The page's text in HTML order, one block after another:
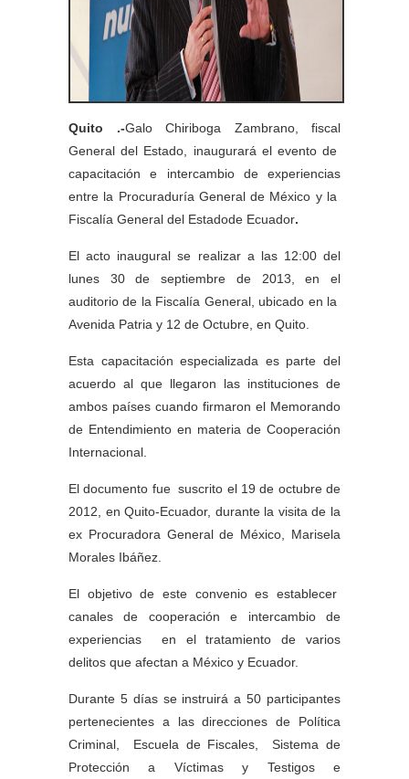
Quito .-Galo Chiriboga Zambrano, fiscal
General del Estado, inaugurará el evento de
capacitación e intercambio de experiencias
entre la Procuraduría General de México y la
Fiscalía General del Estadode Ecuador.
El acto inaugural se realizar a las 12:00 del
lunes 30 de septiembre de 2013, en el
auditorio de la Fiscalía General, ubicado en la
Avenida Patria y 12 de Octubre, en Quito.
Esta capacitación especializada es parte del
acuerdo al que llegaron las instituciones de
ambos países cuando firmaron el Memorando
de Entendimiento en materia de Cooperación
Internacional.
El documento fue suscrito el 19 de octubre de
2012, en Quito-Ecuador, durante la visita de la
ex Procuradora General de México, Marisela
Morales Ibáñez.
El objetivo de este convenio es establecer
canales de cooperación e intercambio de
experiencias en el tratamiento de varios
delitos que afectan a México y Ecuador.
Durante 5 días se instruirá a 50 participantes
pertenecientes a las direcciones de Política
Criminal, Escuela de Fiscales, Sistema de
Protección a Víctimas y Testigos e